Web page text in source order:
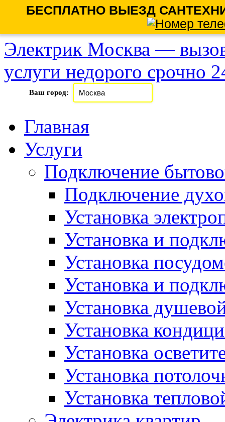
БЕСПЛАТНО ВЫЕЗД
Электрик Москва —
услуги недорого срочно
Ваш город:
Главная
Услуги
Подключение
Подключение
Установка
Установка и
Установка
Установка и
Установка
Установка
Установка
Установка
Установка